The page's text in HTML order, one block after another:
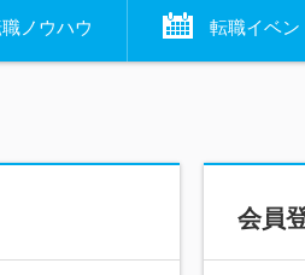
ノウハウ 転職イベン
会員